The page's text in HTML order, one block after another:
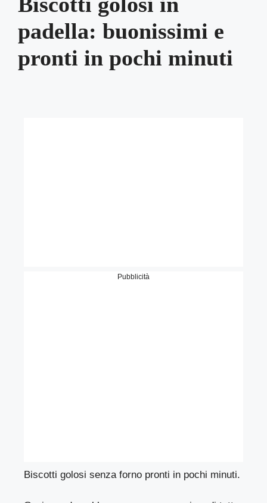
padella: buonissimi e
pronti in pochi minuti
Pubblicità
Biscotti golosi senza forno pronti in pochi minuti.